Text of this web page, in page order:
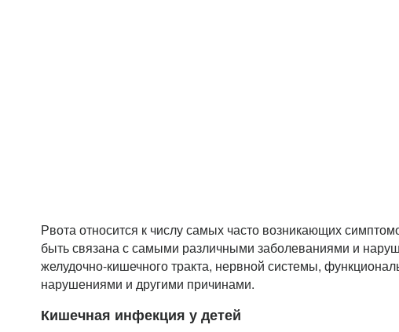
Рвота относится к числу самых часто возникающих
быть связана с самыми различными заболеваниями и
желудочно-кишечного тракта, нервной системы,
нарушениями и другими причинами.
Кишечная инфекция у детей